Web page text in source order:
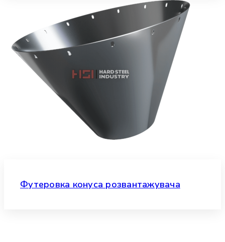
Футеровка конуса розвантажувача